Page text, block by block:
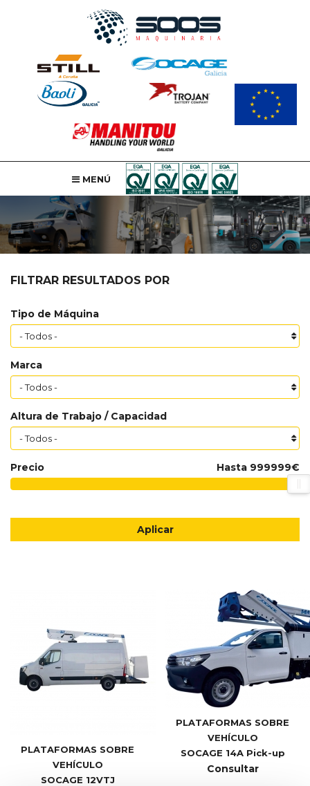
MENÚ
FILTRAR RESULTADOS POR
Tipo de Máquina
Marca
Altura de Trabajo / Capacidad
Precio Hasta 999999€
Aplicar
PLATAFORMAS SOBRE
VEHÍCULO
SOCAGE 12VTJ
PLATAFORMAS SOBRE
VEHÍCULO
SOCAGE 14A Pick-up
Consultar